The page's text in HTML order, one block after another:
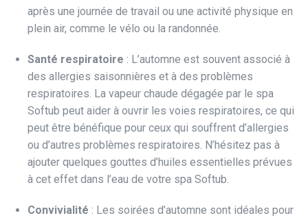
après une journée de travail ou une activité physique en
plein air, comme le vélo ou la randonnée.
Santé respiratoire : L’automne est souvent associé à
des allergies saisonnières et à des problèmes
respiratoires. La vapeur chaude dégagée par le spa
Softub peut aider à ouvrir les voies respiratoires, ce qui
peut être bénéfique pour ceux qui souffrent d’allergies
ou d’autres problèmes respiratoires. N’hésitez pas à
ajouter quelques gouttes d’huiles essentielles prévues
à cet effet dans l’eau de votre spa Softub.
Convivialité : Les soirées d’automne sont idéales pour